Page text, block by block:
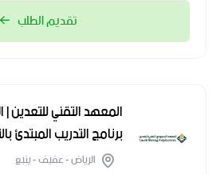
تقديم الطلب
المعهد التقني للتعدين
برنامج التدريب المبتدئ
الرياض - عفيف - ينبع